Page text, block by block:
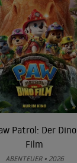
Patrol: Der Dino
Film
ABENTEUER • 2026